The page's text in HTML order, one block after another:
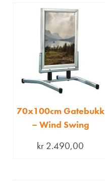
70x100cm Gatebukk
– Wind Swing
kr 2.490,00